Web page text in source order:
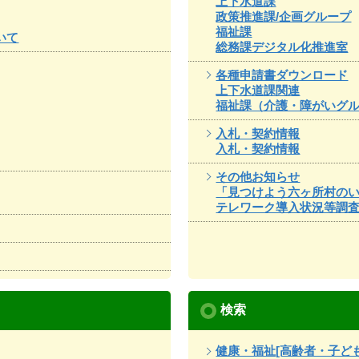
て
政策推進課/企画グループ
福祉課
総務課デジタル化推進室
各種申請書ダウンロード
上下水道課関連
福祉課（介護・障がいグ
入札・契約情報
入札・契約情報
その他お知らせ
「見つけよう六ヶ所村の
テレワーク導入状況等調
検索
健康・福祉[高齢者・子ど